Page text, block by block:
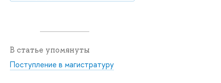
В статье упомянуты
Поступление в магистратуру